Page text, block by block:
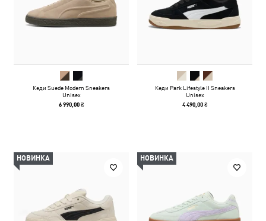
Кеди Suede Modern Sneakers
Unisex
6 990,00 ₴
Кеди Park Lifestyle II Sneakers
Unisex
4 490,00 ₴
НОВИНКА НОВИНКА